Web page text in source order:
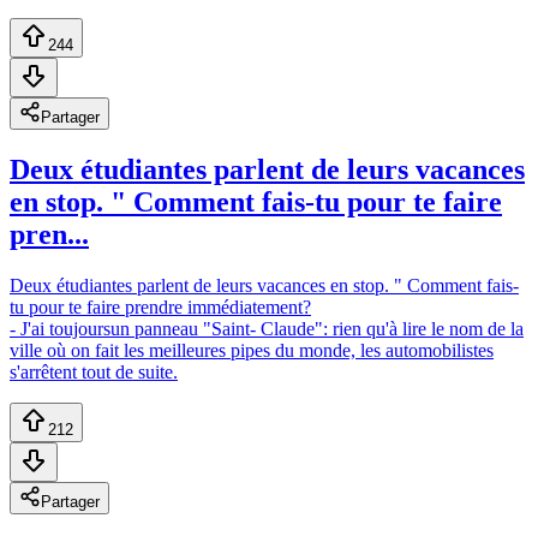
244
Partager
Deux étudiantes parlent de leurs vacances
en stop. " Comment fais-tu pour te faire
pren...
Deux étudiantes parlent de leurs vacances en stop. " Comment fais-
tu pour te faire prendre immédiatement?
- J'ai toujoursun panneau "Saint- Claude": rien qu'à lire le nom de la
ville où on fait les meilleures pipes du monde, les automobilistes
s'arrêtent tout de suite.
212
Partager